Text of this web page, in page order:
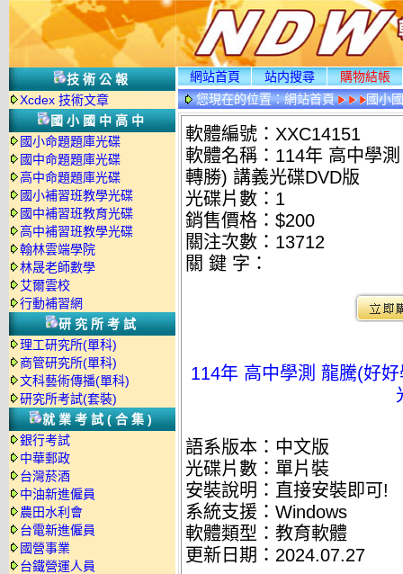
技術公報
Xcdex 技術文章
國小國中高中
國小命題題庫光碟
國中命題題庫光碟
高中命題題庫光碟
國小補習班教學光碟
國中補習班教育光碟
高中補習班教學光碟
翰林雲端學院
林晟老師數學
艾爾雲校
行動補習網
研究所考試
理工研究所(單科)
商管研究所(單科)
文科藝術傳播(單科)
研究所考試(套裝)
就業考試(合集)
銀行考試
中華郵政
台灣菸酒
中油新進僱員
農田水利會
台電新進僱員
國營事業
台鐵營運人員
網站首頁 站内搜尋
購物結帳
您現在的位置：網站首頁 國小
軟體編號：XXC14151
軟體名稱：114年 高中學
轉勝) 講義光碟DVD版
光碟片數：1
銷售價格：$200
關注次數： 13712
關 鍵 字：
114年 高中學測 龍騰(好
語系版本：中文版
光碟片數：單片裝
安裝說明：直接安裝即可!
系統支援：Windows
軟體類型：教育軟體
更新日期：2024.07.27